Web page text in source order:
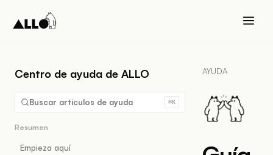
Centro de ayuda de ALLO
Buscar artículos de ayuda ⌘K
Resumen
Empieza aquí
AYUDA